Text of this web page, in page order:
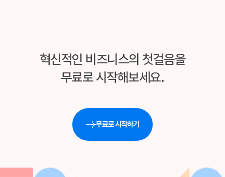
혁신적인 비즈니스의 첫걸음을
무료로 시작해보세요.
무료로 시작하기